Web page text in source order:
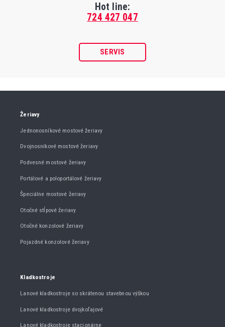
Hot line:
724 427 047
SERVIS
Žeriavy
Jednonosníkové mostové žeriavy
Dvojnosníkové mostové žeriavy
Podvesné mostové žeriavy
Portálové a poloportálové žeriavy
Špeciálne mostové žeriavy
Otočné stĺpové žeriavy
Otočné konzolové žeriavy
Pojazdné konzolové žeriavy
Kladkostroje
Lanové kladkostroje so skrátenou stavebnou výškou
Lanové kladkostroje dvojkoľajové
Lanové kladkostroje stacionárne